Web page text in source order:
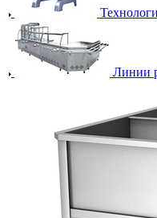
Линии